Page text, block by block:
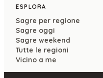
ESPLORA
Sagre per regione
Sagre oggi
Sagre weekend
Tutte le regioni
Vicino a me